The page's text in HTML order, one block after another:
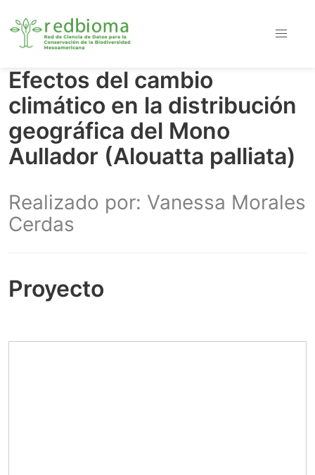
Efectos del cambio
climático en la distribución
geográfica del Mono
Aullador (Alouatta palliata)
Realizado por: Vanessa Morales
Cerdas
Proyecto